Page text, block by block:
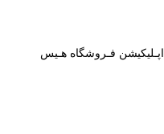
اپـلیکیشن فـروشگاه هـیس